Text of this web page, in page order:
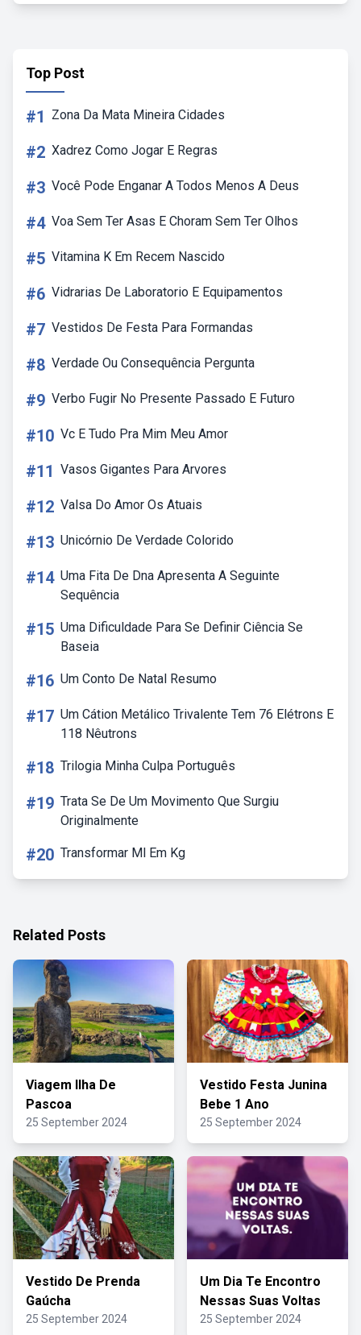
Top Post
#1 Zona Da Mata Mineira Cidades
#2 Xadrez Como Jogar E Regras
#3 Você Pode Enganar A Todos Menos A Deus
#4 Voa Sem Ter Asas E Choram Sem Ter Olhos
#5 Vitamina K Em Recem Nascido
#6 Vidrarias De Laboratorio E Equipamentos
#7 Vestidos De Festa Para Formandas
#8 Verdade Ou Consequência Pergunta
#9 Verbo Fugir No Presente Passado E Futuro
#10 Vc E Tudo Pra Mim Meu Amor
#11 Vasos Gigantes Para Arvores
#12 Valsa Do Amor Os Atuais
#13 Unicórnio De Verdade Colorido
#14 Uma Fita De Dna Apresenta A Seguinte
Sequência
#15 Uma Dificuldade Para Se Definir Ciência Se
Baseia
#16 Um Conto De Natal Resumo
#17 Um Cátion Metálico Trivalente Tem 76 Elétrons E
118 Nêutrons
#18 Trilogia Minha Culpa Português
#19 Trata Se De Um Movimento Que Surgiu
Originalmente
#20 Transformar Ml Em Kg
Related Posts
Viagem Ilha De
Pascoa
25 September 2024
Vestido Festa Junina
Bebe 1 Ano
25 September 2024
Vestido De Prenda
Gaúcha
25 September 2024
Um Dia Te Encontro
Nessas Suas Voltas
25 September 2024